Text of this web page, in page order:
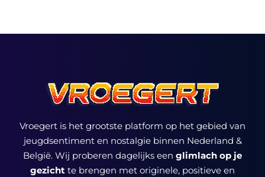
Vroegert is het grootste platform op het gebied van
jeugdsentiment en nostalgie binnen Nederland &
België. Wij proberen dagelijks een glimlach op je
gezicht te brengen met originele, positieve en